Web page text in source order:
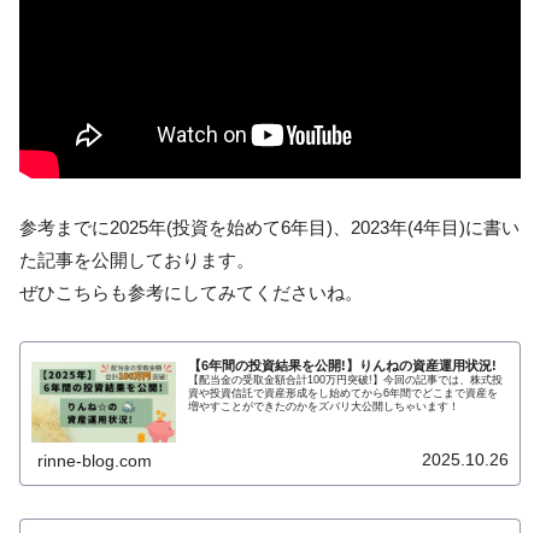
参考までに2025年(投資を始めて6年目)、2023年(4年目)に書い
た記事を公開しております。
ぜひこちらも参考にしてみてくださいね。
【6年間の投資結果を公開!】りんねの資産運用状況!
【配当金の受取金額合計100万円突破!】今回の記事では、株式投
資や投資信託で資産形成をし始めてから6年間でどこまで資産を
増やすことができたのかをズバリ大公開しちゃいます！
rinne-blog.com 2025.10.26